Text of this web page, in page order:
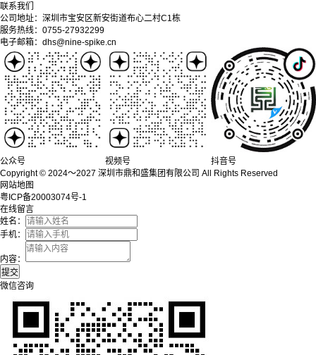
联系我们
公司地址：深圳市宝安区新安街道布心二村C1栋
服务热线：0755-27932299
电子邮箱：dhs@nine-spike.cn
公众号 视频号
抖音号
Copyright © 2024～2027 深圳市鼎和盛集团有限公司 All Rights Reserved
网站地图
粤ICP备20003074号-1
在线留言
姓名：
手机：
内容：
微信咨询